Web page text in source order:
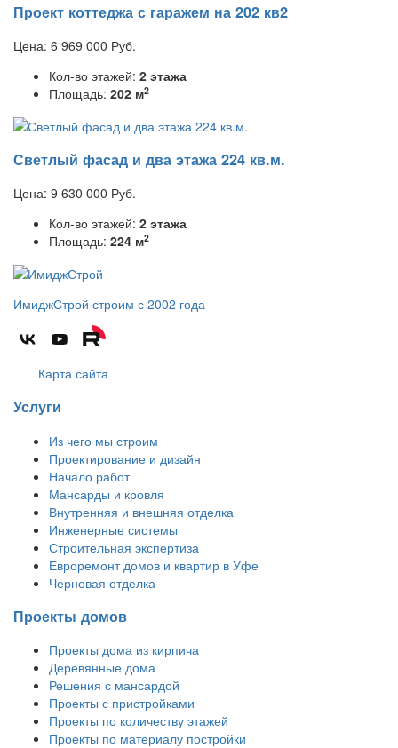
Проект коттеджа с гаражем на 202 кв2
Цена: 6 969 000 Руб.
Кол-во этажей: 2 этажа
Площадь: 202 м2
Светлый фасад и два этажа 224 кв.м.
Цена: 9 630 000 Руб.
Кол-во этажей: 2 этажа
Площадь: 224 м2
ИмиджСтрой строим с 2002 года
Карта сайта
Услуги
Из чего мы строим
Проектирование и дизайн
Начало работ
Мансарды и кровля
Внутренняя и внешняя отделка
Инженерные системы
Строительная экспертиза
Евроремонт домов и квартир в Уфе
Черновая отделка
Проекты домов
Проекты дома из кирпича
Деревянные дома
Решения с мансардой
Проекты с пристройками
Проекты по количеству этажей
Проекты по материалу постройки